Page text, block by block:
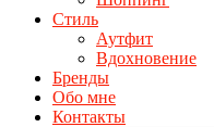
Стиль
Аутфит
Вдохновение
Бренды
Обо мне
Контакты